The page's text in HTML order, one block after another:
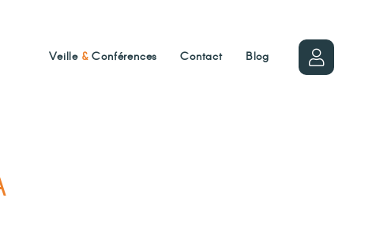
Veille &Conférences Contact Blog